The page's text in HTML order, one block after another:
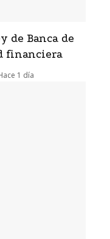
de Banca de
financiera
1 día